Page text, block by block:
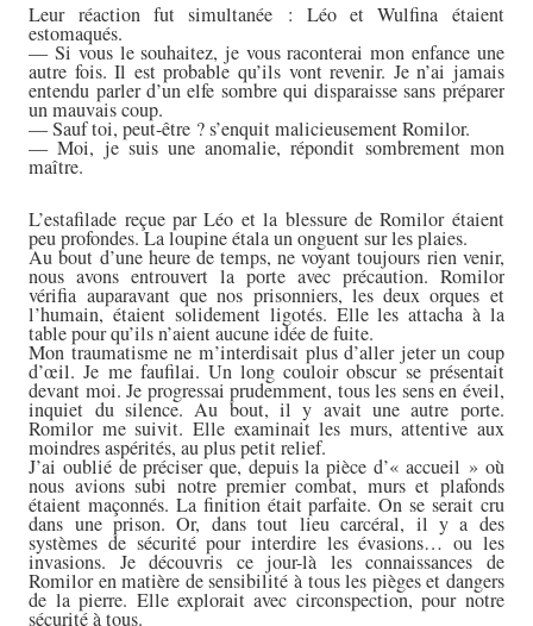
Leur réaction fut simultanée : Léo et Wulfina étaient
estomaqués.
— Si vous le souhaitez, je vous raconterai mon enfance une
autre fois. Il est probable qu’ils vont revenir. Je n’ai jamais
entendu parler d’un elfe sombre qui disparaisse sans préparer
un mauvais coup.
— Sauf toi, peut-être ? s’enquit malicieusement Romilor.
— Moi, je suis une anomalie, répondit sombrement mon
maître.
L’estafilade reçue par Léo et la blessure de Romilor étaient
peu profondes. La loupine étala un onguent sur les plaies.
Au bout d’une heure de temps, ne voyant toujours rien venir,
nous avons entrouvert la porte avec précaution. Romilor
vérifia auparavant que nos prisonniers, les deux orques et
l’humain, étaient solidement ligotés. Elle les attacha à la
table pour qu’ils n’aient aucune idée de fuite.
Mon traumatisme ne m’interdisait plus d’aller jeter un coup
d’œil. Je me faufilai. Un long couloir obscur se présentait
devant moi. Je progressai prudemment, tous les sens en éveil,
inquiet du silence. Au bout, il y avait une autre porte.
Romilor me suivit. Elle examinait les murs, attentive aux
moindres aspérités, au plus petit relief.
J’ai oublié de préciser que, depuis la pièce d’« accueil » où
nous avions subi notre premier combat, murs et plafonds
étaient maçonnés. La finition était parfaite. On se serait cru
dans une prison. Or, dans tout lieu carcéral, il y a des
systèmes de sécurité pour interdire les évasions… ou les
invasions. Je découvris ce jour-là les connaissances de
Romilor en matière de sensibilité à tous les pièges et dangers
de la pierre. Elle explorait avec circonspection, pour notre
sécurité à tous.